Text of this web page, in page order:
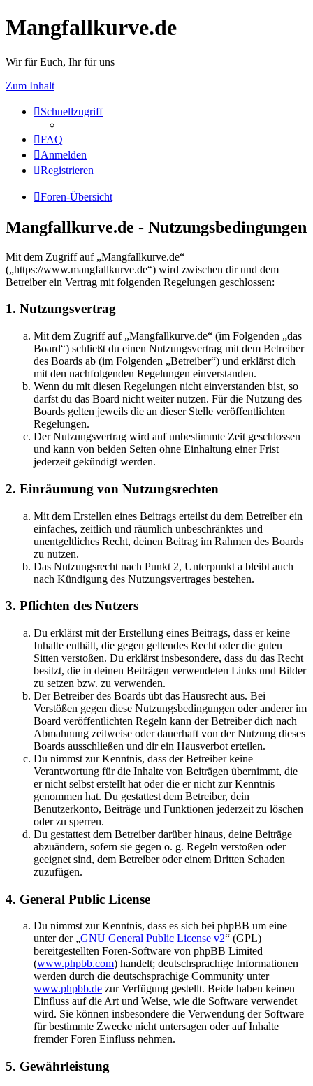
Mangfallkurve.de
Wir für Euch, Ihr für uns
Zum Inhalt
Schnellzugriff
FAQ
Anmelden
Registrieren
Foren-Übersicht
Mangfallkurve.de - Nutzungsbedingungen
Mit dem Zugriff auf „Mangfallkurve.de“
(„https://www.mangfallkurve.de“) wird zwischen dir und dem
Betreiber ein Vertrag mit folgenden Regelungen geschlossen:
1. Nutzungsvertrag
Mit dem Zugriff auf „Mangfallkurve.de“ (im Folgenden „das
Board“) schließt du einen Nutzungsvertrag mit dem Betreiber
des Boards ab (im Folgenden „Betreiber“) und erklärst dich
mit den nachfolgenden Regelungen einverstanden.
Wenn du mit diesen Regelungen nicht einverstanden bist, so
darfst du das Board nicht weiter nutzen. Für die Nutzung des
Boards gelten jeweils die an dieser Stelle veröffentlichten
Regelungen.
Der Nutzungsvertrag wird auf unbestimmte Zeit geschlossen
und kann von beiden Seiten ohne Einhaltung einer Frist
jederzeit gekündigt werden.
2. Einräumung von Nutzungsrechten
Mit dem Erstellen eines Beitrags erteilst du dem Betreiber ein
einfaches, zeitlich und räumlich unbeschränktes und
unentgeltliches Recht, deinen Beitrag im Rahmen des Boards
zu nutzen.
Das Nutzungsrecht nach Punkt 2, Unterpunkt a bleibt auch
nach Kündigung des Nutzungsvertrages bestehen.
3. Pflichten des Nutzers
Du erklärst mit der Erstellung eines Beitrags, dass er keine
Inhalte enthält, die gegen geltendes Recht oder die guten
Sitten verstoßen. Du erklärst insbesondere, dass du das Recht
besitzt, die in deinen Beiträgen verwendeten Links und Bilder
zu setzen bzw. zu verwenden.
Der Betreiber des Boards übt das Hausrecht aus. Bei
Verstößen gegen diese Nutzungsbedingungen oder anderer im
Board veröffentlichten Regeln kann der Betreiber dich nach
Abmahnung zeitweise oder dauerhaft von der Nutzung dieses
Boards ausschließen und dir ein Hausverbot erteilen.
Du nimmst zur Kenntnis, dass der Betreiber keine
Verantwortung für die Inhalte von Beiträgen übernimmt, die
er nicht selbst erstellt hat oder die er nicht zur Kenntnis
genommen hat. Du gestattest dem Betreiber, dein
Benutzerkonto, Beiträge und Funktionen jederzeit zu löschen
oder zu sperren.
Du gestattest dem Betreiber darüber hinaus, deine Beiträge
abzuändern, sofern sie gegen o. g. Regeln verstoßen oder
geeignet sind, dem Betreiber oder einem Dritten Schaden
zuzufügen.
4. General Public License
Du nimmst zur Kenntnis, dass es sich bei phpBB um eine
unter der „GNU General Public License v2“ (GPL)
bereitgestellten Foren-Software von phpBB Limited
(www.phpbb.com) handelt; deutschsprachige Informationen
werden durch die deutschsprachige Community unter
www.phpbb.de zur Verfügung gestellt. Beide haben keinen
Einfluss auf die Art und Weise, wie die Software verwendet
wird. Sie können insbesondere die Verwendung der Software
für bestimmte Zwecke nicht untersagen oder auf Inhalte
fremder Foren Einfluss nehmen.
5. Gewährleistung